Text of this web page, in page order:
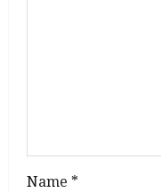
n
Name *